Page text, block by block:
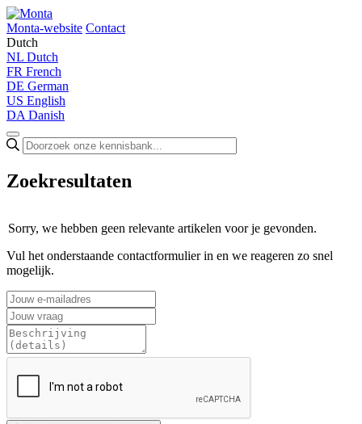
Monta-website Contact
Dutch
NL Dutch
FR French
DE German
US English
DA Danish
Zoekresultaten
Sorry, we hebben geen relevante artikelen voor je gevonden.
Vul het onderstaande contactformulier in en we reageren zo snel
mogelijk.